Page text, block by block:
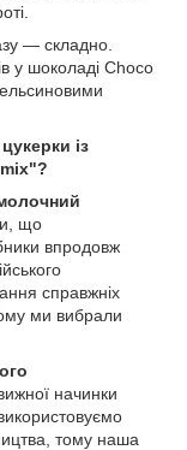
— складно.
у шоколаді Choco
із
що
впродовж
справжніх
ми вибрали
начинки
тому наша